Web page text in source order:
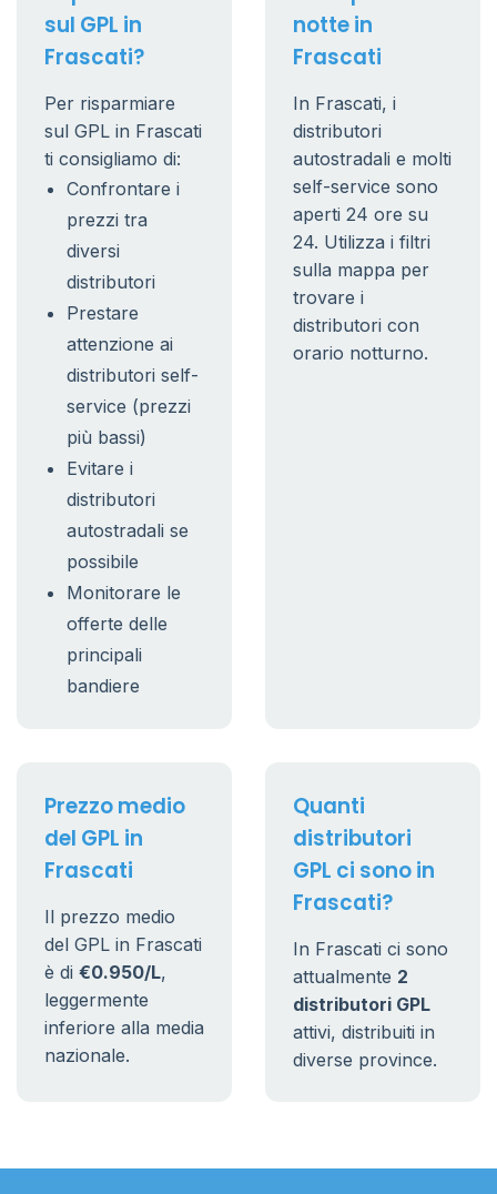
sul GPL in
Frascati?
Per risparmiare
sul GPL in Frascati
ti consigliamo di:
Confrontare i
prezzi tra
diversi
distributori
Prestare
attenzione ai
distributori self-
service (prezzi
più bassi)
Evitare i
distributori
autostradali se
possibile
Monitorare le
offerte delle
principali
bandiere
notte in
Frascati
In Frascati, i
distributori
autostradali e molti
self-service sono
aperti 24 ore su
24. Utilizza i filtri
sulla mappa per
trovare i
distributori con
orario notturno.
Prezzo medio
del GPL in
Frascati
Il prezzo medio
del GPL in Frascati
è di €0.950/L,
leggermente
inferiore alla media
nazionale.
Quanti
distributori
GPL ci sono in
Frascati?
In Frascati ci sono
attualmente 2
distributori GPL
attivi, distribuiti in
diverse province.